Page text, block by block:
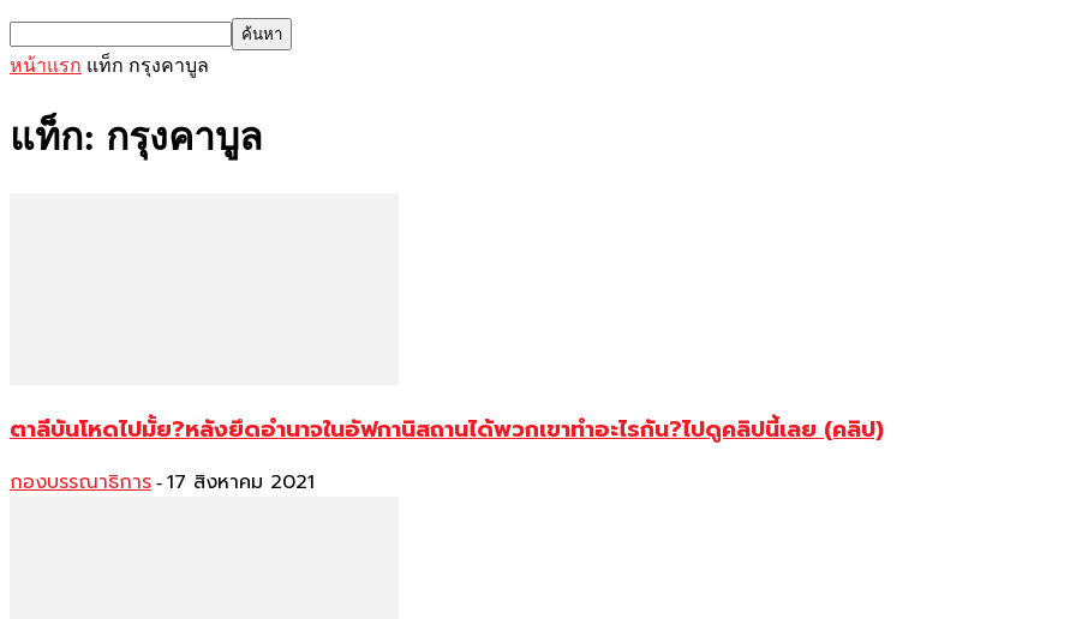
หน้าแรก แท็ก กรุงคาบูล
แท็ก: กรุงคาบูล
ตาลีบันโหดไปมั้ย?หลังยึดอำนาจในอัฟกานิสถานได้พวกเขาทำอะไรกัน?ไปดูคลิปนี้เลย (คลิป)
กองบรรณาธิการ - 17 สิงหาคม 2021